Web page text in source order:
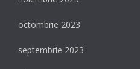
octombrie 2023
septembrie 2023